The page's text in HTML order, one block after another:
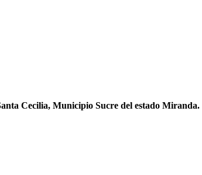
Cecilia, Municipio Sucre del estado Miranda.